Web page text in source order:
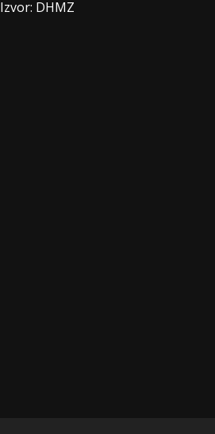
Izvor: DHMZ